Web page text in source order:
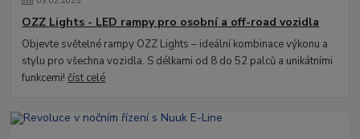
OZZ Lights - LED rampy pro osobní a off-road vozidla
Objevte světelné rampy OZZ Lights – ideální kombinace výkonu a
stylu pro všechna vozidla. S délkami od 8 do 52 palců a unikátními
funkcemi!číst celé